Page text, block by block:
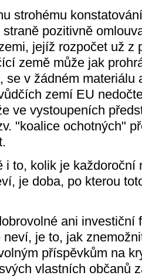
strohému
pozitivně
jejíž rozpočet už z
země může jak
se v žádném materiálu
zemí EU
ve vystoupeních
"koalice ochotných"
to, kolik je každoroční
je doba, po kterou
ani investiční
je to, jak
příspěvkům na
vlastních občanů